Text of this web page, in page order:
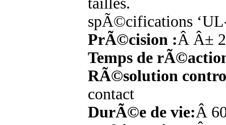
spÃ©cifications
PrÃ©cision :Â Â±
Temps de
RÃ©solution
contact
DurÃ©e de vie:Â